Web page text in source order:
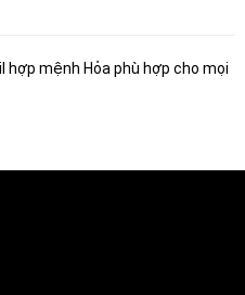
hợp mệnh Hỏa phù hợp cho mọi